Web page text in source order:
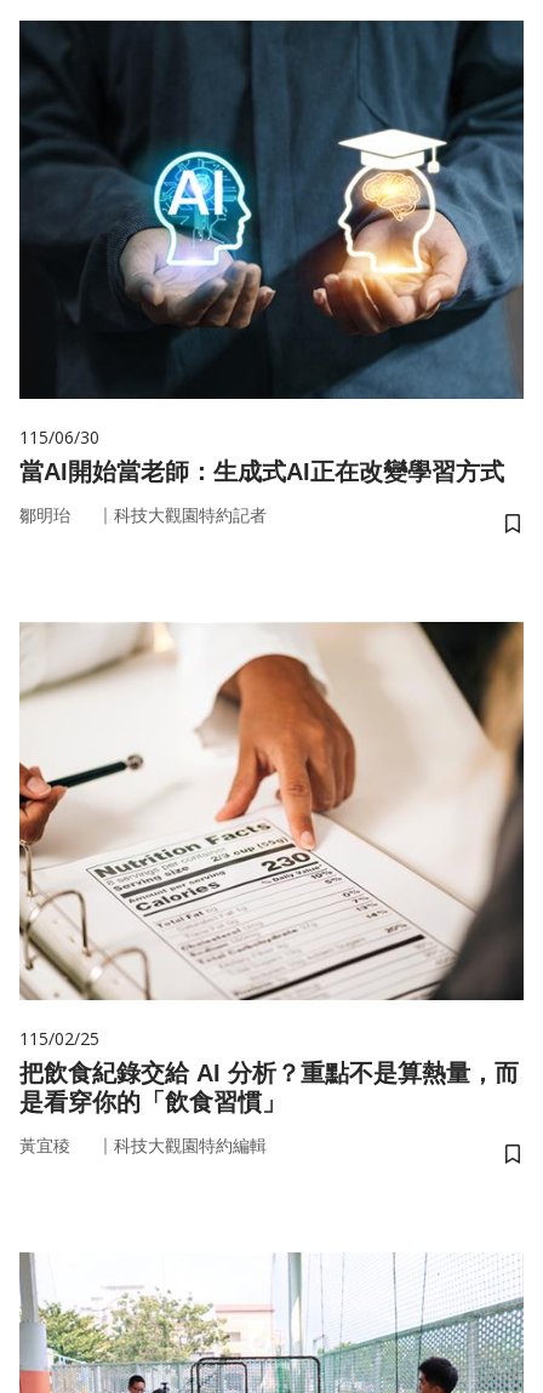
115/06/30
當AI開始當老師：生成式AI正在改變學習方式
鄒明珆 ｜ 科技大觀園特約記者
儲
115/02/25
把飲食紀錄交給 AI 分析？重點不是算熱量，而
是看穿你的「飲食習慣」
黃宜稜 ｜ 科技大觀園特約編輯
儲